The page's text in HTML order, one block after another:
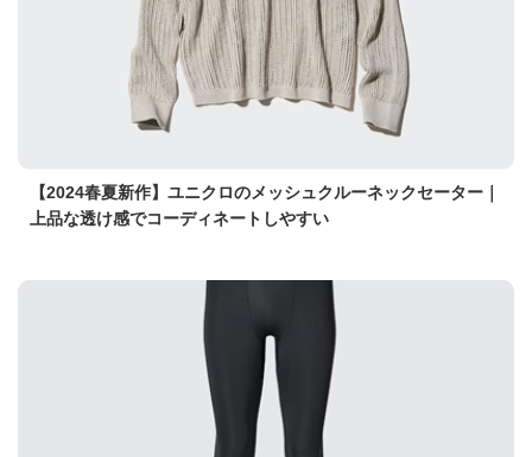
【2024春夏新作】ユニクロのメッシュクルーネックセーター｜
上品な透け感でコーディネートしやすい